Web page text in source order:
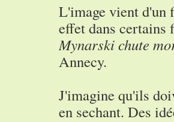
L'image vient
effet dans
Mynarski chute
Annecy.
J'imagine qu'ils
en sechant. Des